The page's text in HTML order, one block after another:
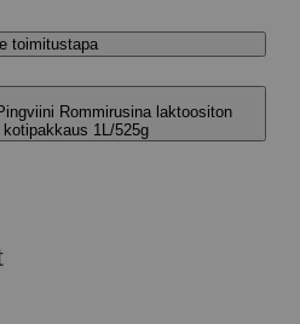
toimitustapa
Rommirusina laktoositon
kotipakkaus 1L/525g